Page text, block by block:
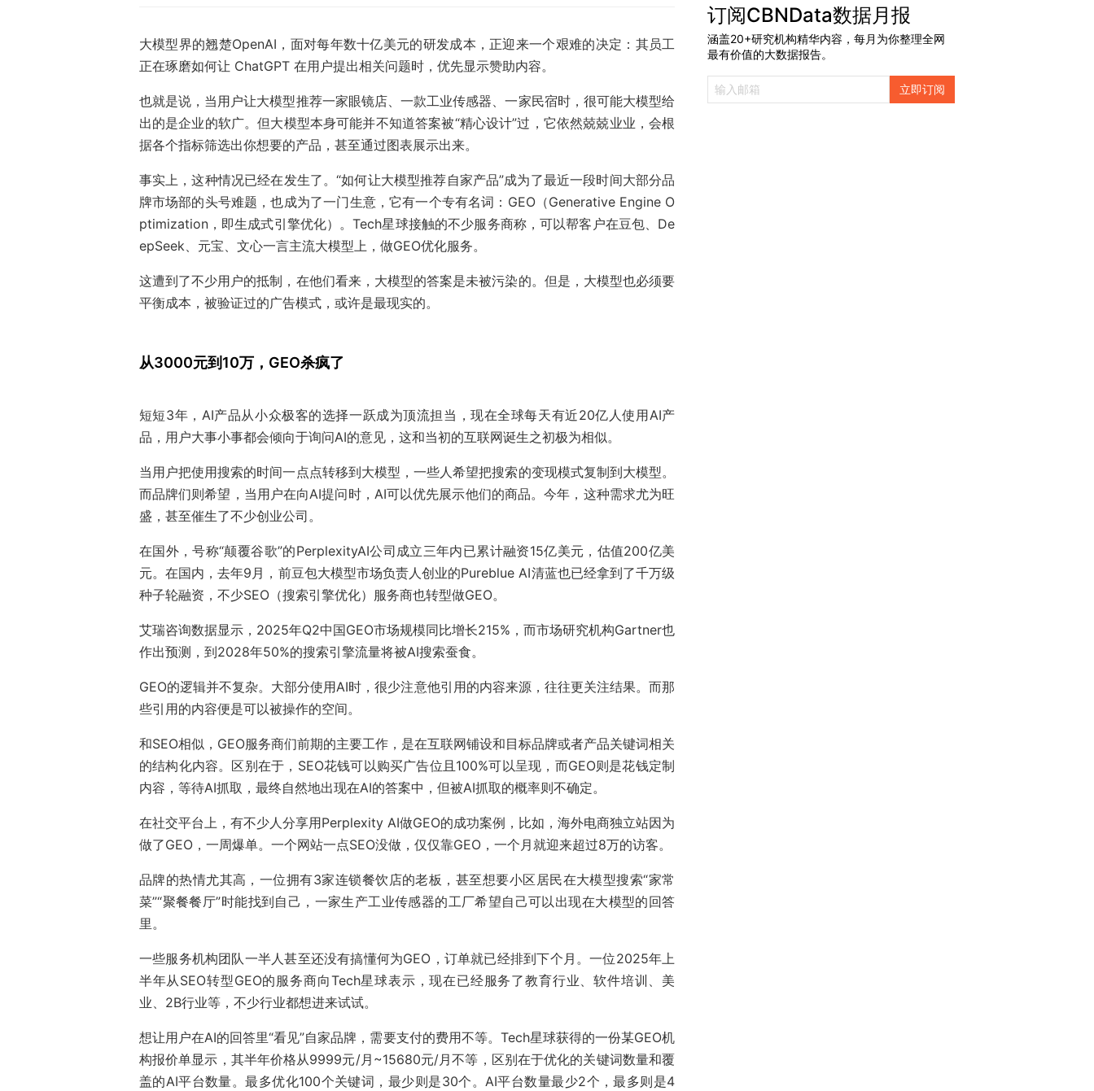
大模型界的翘楚OpenAI，面对每年数十亿美元的研发成本，正迎来一个艰难的决定：其员工
正在琢磨如何让 ChatGPT 在用户提出相关问题时，优先显示赞助内容。
也就是说，当用户让大模型推荐一家眼镜店、一款工业传感器、一家民宿时，很可能大模型给
出的是企业的软广。但大模型本身可能并不知道答案被“精心设计”过，它依然兢兢业业，会根
据各个指标筛选出你想要的产品，甚至通过图表展示出来。
事实上，这种情况已经在发生了。“如何让大模型推荐自家产品”成为了最近一段时间大部分品
牌市场部的头号难题，也成为了一门生意，它有一个专有名词：GEO（Generative Engine O
ptimization，即生成式引擎优化）。Tech星球接触的不少服务商称，可以帮客户在豆包、De
epSeek、元宝、文心一言主流大模型上，做GEO优化服务。
这遭到了不少用户的抵制，在他们看来，大模型的答案是未被污染的。但是，大模型也必须要
平衡成本，被验证过的广告模式，或许是最现实的。
从3000元到10万，GEO杀疯了
短短3年，AI产品从小众极客的选择一跃成为顶流担当，现在全球每天有近20亿人使用AI产
品，用户大事小事都会倾向于询问AI的意见，这和当初的互联网诞生之初极为相似。
当用户把使用搜索的时间一点点转移到大模型，一些人希望把搜索的变现模式复制到大模型。
而品牌们则希望，当用户在向AI提问时，AI可以优先展示他们的商品。今年，这种需求尤为旺
盛，甚至催生了不少创业公司。
在国外，号称“颠覆谷歌”的PerplexityAI公司成立三年内已累计融资15亿美元，估值200亿美
元。在国内，去年9月，前豆包大模型市场负责人创业的Pureblue AI清蓝也已经拿到了千万级
种子轮融资，不少SEO（搜索引擎优化）服务商也转型做GEO。
艾瑞咨询数据显示，2025年Q2中国GEO市场规模同比增长215%，而市场研究机构Gartner也
作出预测，到2028年50%的搜索引擎流量将被AI搜索蚕食。
GEO的逻辑并不复杂。大部分使用AI时，很少注意他引用的内容来源，往往更关注结果。而那
些引用的内容便是可以被操作的空间。
和SEO相似，GEO服务商们前期的主要工作，是在互联网铺设和目标品牌或者产品关键词相关
的结构化内容。区别在于，SEO花钱可以购买广告位且100%可以呈现，而GEO则是花钱定制
内容，等待AI抓取，最终自然地出现在AI的答案中，但被AI抓取的概率则不确定。
在社交平台上，有不少人分享用Perplexity AI做GEO的成功案例，比如，海外电商独立站因为
做了GEO，一周爆单。一个网站一点SEO没做，仅仅靠GEO，一个月就迎来超过8万的访客。
品牌的热情尤其高，一位拥有3家连锁餐饮店的老板，甚至想要小区居民在大模型搜索“家常
菜”“聚餐餐厅”时能找到自己，一家生产工业传感器的工厂希望自己可以出现在大模型的回答
里。
一些服务机构团队一半人甚至还没有搞懂何为GEO，订单就已经排到下个月。一位2025年上
半年从SEO转型GEO的服务商向Tech星球表示，现在已经服务了教育行业、软件培训、美
业、2B行业等，不少行业都想进来试试。
想让用户在AI的回答里“看见”自家品牌，需要支付的费用不等。Tech星球获得的一份某GEO机
构报价单显示，其半年价格从9999元/月~15680元/月不等，区别在于优化的关键词数量和覆
盖的AI平台数量。最多优化100个关键词，最少则是30个。AI平台数量最少2个，最多则是4
订阅CBNData数据月报
涵盖20+研究机构精华内容，每月为你整理全网
最有价值的大数据报告。
立即订阅